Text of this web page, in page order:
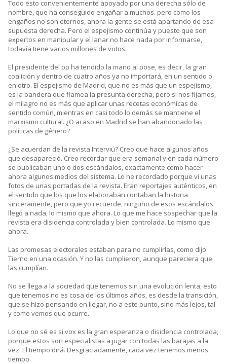
Todo esto convenientemente apoyado por una derecha sólo de
nombre, que ha conseguido engañar a muchos. pero como los
engaños no son eternos, ahora la gente se está apartando de esa
supuesta derecha. Pero el espejismo continúa y puesto que son
expertos en manipular y el lanar no hace nada por informarse,
todavía tiene varios millones de votos.
El presidente del pp ha tendido la mano al pose, es decir, la gran
coalición y dentro de cuatro años ya no importará, en un sentido o
en otro. El espejismo de Madrid, que no es más que un espejismo,
es la bandera que flamea la presunta derecha, pero si nos fijamos,
el milagro no es más que aplicar unas recetas económicas de
sentido común, mientras en casi todo lo demás se mantiene el
marxismo cultural. ¿O acaso en Madrid se han abandonado las
políticas de género?
¿Se acuerdan de la revista Interviú? Creo que hace algunos años
que desapareció. Creo recordar que era semanal y en cada número
se publicaban uno o dos escándalos, exactamente como hacer
ahora algunos medios del sistema. Lo he recordado porque vi unas
fotos de unas portadas de la revista. Eran reportajes auténticos, en
el sentido que los que los elaboraban contaban la historia
sinceramente, pero que yo recuerde, ninguno de esos escándalos
llegó a nada, lo mismo que ahora. Lo que me hace sospechar que la
revista era disidencia controlada y bien controlada. Lo mismo que
ahora.
Las promesas electorales estaban para no cumplirlas, como dijo
Tierno en una ocasión. Y no las cumplieron, aunque pareciera que
las cumplían.
No se llega a la sociedad que tenemos sin una evolución lenta, esto
que tenemos no es cosa de los últimos años, es desde la transición,
que se hizo pensando en llegar, no a este punto, sino más lejos, tal
y como vemos que ocurre.
Lo que no sé es si vox es la gran esperanza o disidencia controlada,
porque estos son especialistas a jugar con todas las barajas a la
vez. El tiempo dirá. Desgraciadamente, cada vez tenemos menos
tiempo.